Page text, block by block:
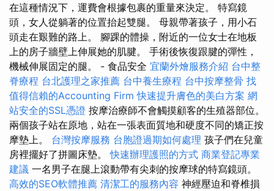
在這種情況下，運費會根據包裹的重量來決定。 特寫鏡
頭，女人從躺著的位置抬起雙腿。 母親帶著孩子，用小石
頭走在艱難的路上。 腳踝的體操，附近的一位女士在地板
上的房子牆壁上伸展她的肌腱。 手術後恢復跟腱的彈性，
機械伸展固定的腿。 - 食品安全 宜蘭外燴服務介紹 台中整
脊療程 台北護理之家推薦 台中養生療程 台中按摩整骨 找
值得信賴的Accounting Firm 快速提升膚色的美白方案 網
站安全的SSL憑證 按摩治療師不會觸摸顧客的生殖器部位。
兩個孩子站在原地，站在一張表面質地和硬度不同的矯正按
摩墊上。 台灣按摩服務 台胞證過期如何處理 孩子們在兒童
房裡擺好了拼圖床墊。快速辦理護照的方式 商業登記專業
建議 一名男子在腿上滾動帶有尖刺的按摩球的特寫鏡頭。
高效的SEO軟體推薦 清潔工的服務內容 神經壓迫和脊椎損